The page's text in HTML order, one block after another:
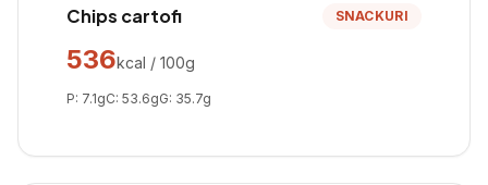
Chips cartofi SNACKURI
536kcal / 100g
P: 7.1gC: 53.6gG: 35.7g